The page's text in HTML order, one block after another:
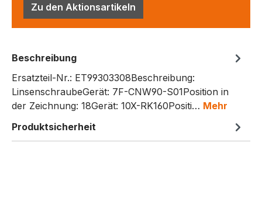
Zu den Aktionsartikeln
Beschreibung
Ersatzteil-Nr.: ET99303308Beschreibung:
LinsenschraubeGerät: 7F-CNW90-S01Position in
der Zeichnung: 18Gerät: 10X-RK160Positi… Mehr
Produktsicherheit